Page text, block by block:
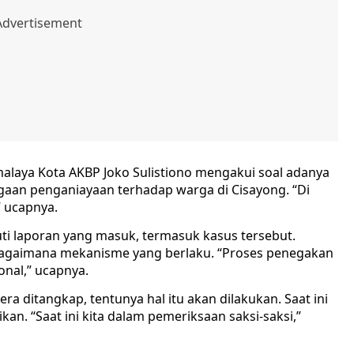
Kota AKBP Joko Sulistiono mengakui soal adanya
penganiayaan terhadap warga di Cisayong. “Di
laporan yang masuk, termasuk kasus tersebut.
mekanisme yang berlaku. “Proses penegakan
ucapnya.
ditangkap, tentunya hal itu akan dilakukan. Saat ini
“Saat ini kita dalam pemeriksaan saksi-saksi,”